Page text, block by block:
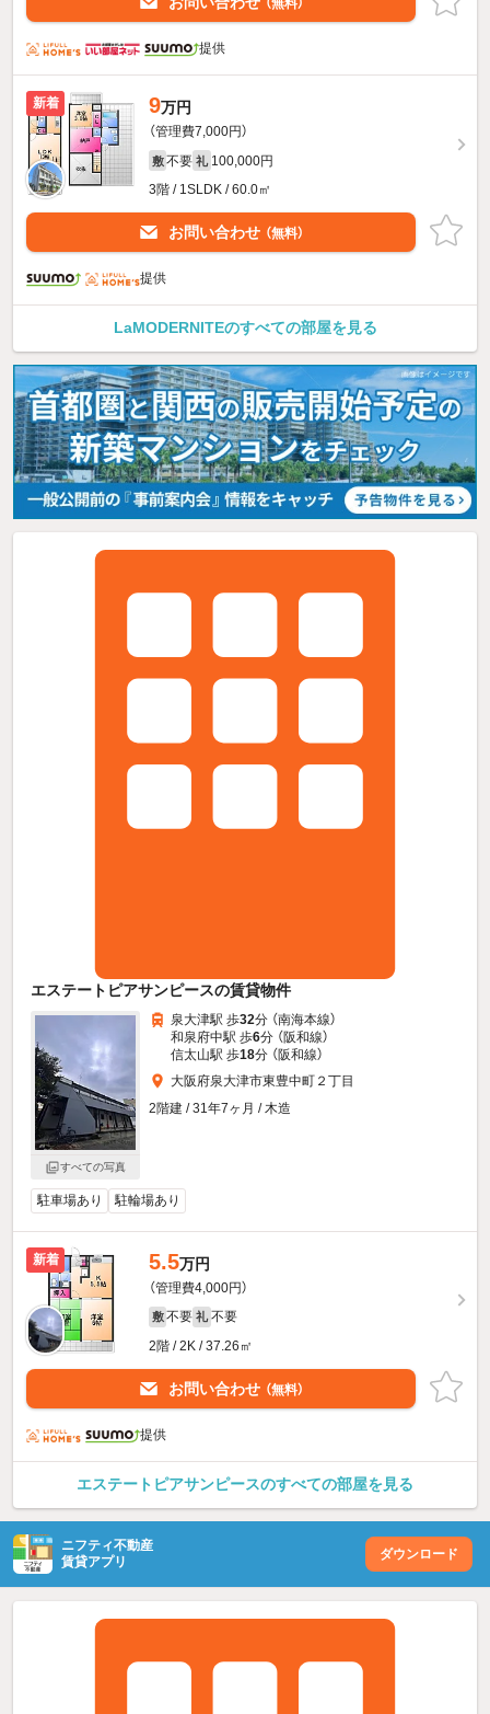
（無料）
提供
新着 9万円
（管理費7,000円）
敷 不要 礼 100,000円
3階 / 1SLDK / 60.0㎡
お問い合わせ （無料）
提供
LaMODERNITEのすべての部屋を見る
エステートピアサンピースの賃貸物件
すべての写真
泉大津駅 歩32分 （南海本線）
和泉府中駅 歩6分 （阪和線）
信太山駅 歩18分 （阪和線）
大阪府泉大津市東豊中町２丁目
2階建 / 31年7ヶ月 / 木造
駐車場あり 駐輪場あり
新着 5.5万円
（管理費4,000円）
敷 不要 礼 不要
2階 / 2K / 37.26㎡
お問い合わせ （無料）
提供
エステートピアサンピースのすべての部屋を見る
ニフティ不動産
賃貸アプリ
ダウンロード